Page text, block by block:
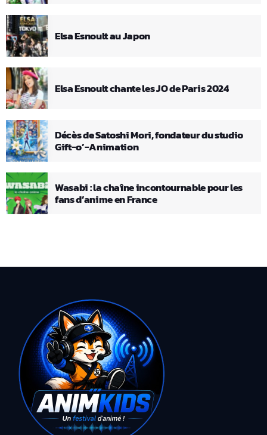
Elsa Esnoult au Japon
Elsa Esnoult chante les JO de Paris 2024
Décès de Satoshi Mori, fondateur du studio
Gift-o’-Animation
Wasabi : la chaîne incontournable pour les
fans d’anime en France